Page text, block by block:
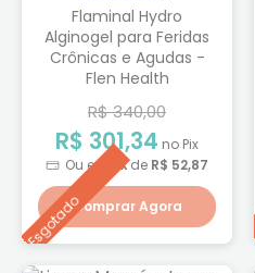
Flaminal Hydro
Alginogel para Feridas
Crônicas e Agudas -
Flen Health
R$ 340,00
R$ 301,34 no Pix
Ou em
6xde R$ 52,87
Comprar Agora
Esgotado